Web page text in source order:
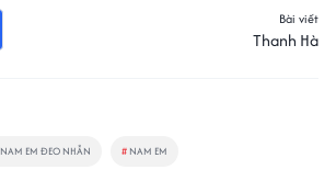
Bài viết
Thanh Hà
NAM EM ĐEO NHẪN # NAM EM